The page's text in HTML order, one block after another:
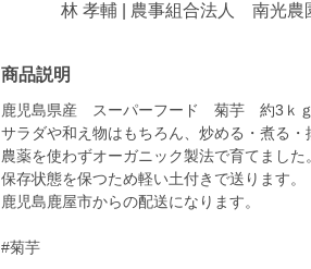
林 孝輔 | 農事組合法人 南光農
商品説明
鹿児島県産 スーパーフード 菊芋 約3ｋ
サラダや和え物はもちろん、炒める・煮る
農薬を使わずオーガニック製法で育てました。
保存状態を保つため軽い土付きで送ります。
鹿児島鹿屋市からの配送になります。
#菊芋